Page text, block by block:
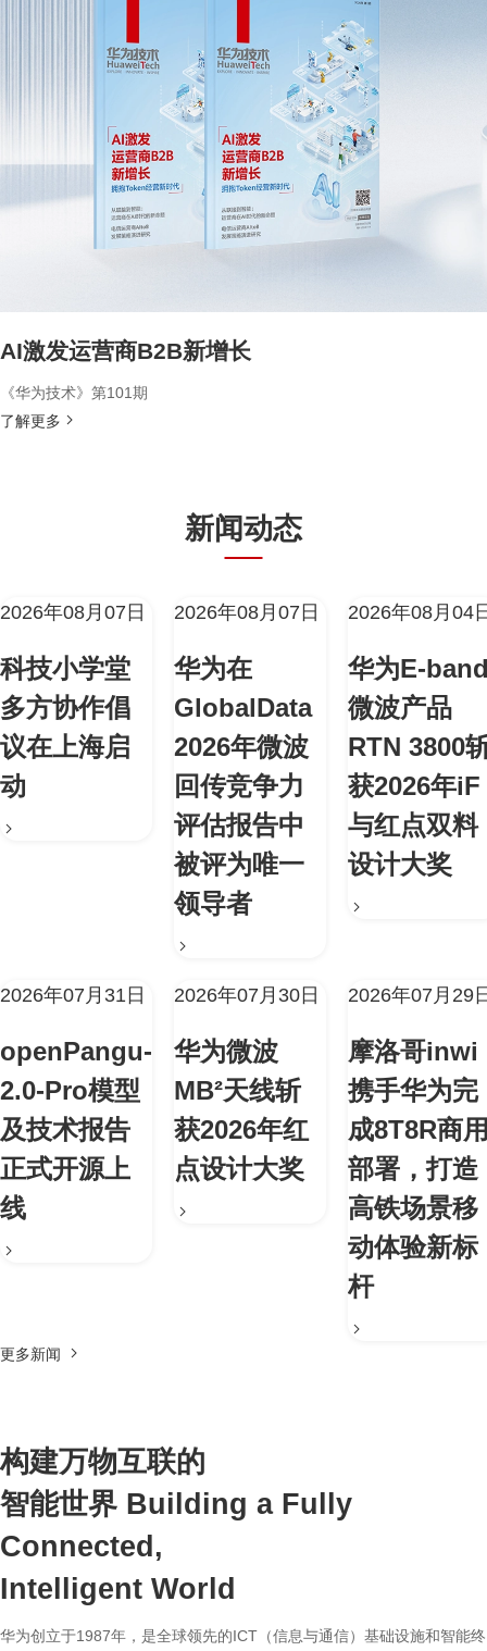
AI激发运营商B2B新增长
《华为技术》第101期
了解更多
新闻动态
2026年08月07日
科技小学堂
多方协作倡
议在上海启
动
2026年08月07日
华为在
GlobalData
2026年微波
回传竞争力
评估报告中
被评为唯一
领导者
2026年08月04
华为E-
微波产品
RTN 3800
获2026年iF
与红点双料
设计大奖
2026年07月31日
openPangu-
2.0-Pro模型
及技术报告
正式开源上
线
2026年07月30日
华为微波
MB²天线斩
获2026年红
点设计大奖
2026年07月29
摩洛哥inwi
携手华为完
成8T8R商
部署，打造
高铁场景移
动体验新标
杆
更多新闻
构建万物互联的
智能世界 Building a Fully
Connected,
Intelligent World
华为创立于1987年，是全球领先的ICT（信息与通信）基础设施和智能终